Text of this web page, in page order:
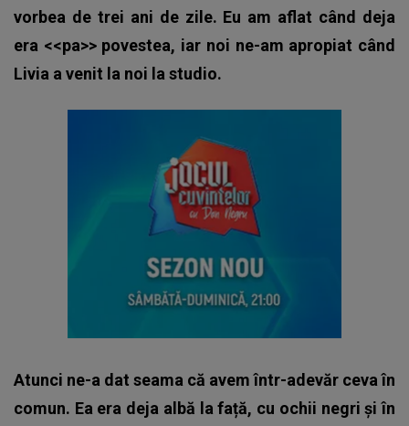
vorbea de trei ani de zile. Eu am aflat când deja
era <<pa>> povestea, iar noi ne-am apropiat când
Livia a venit la noi la studio.
Atunci ne-a dat seama că avem într-adevăr ceva în
comun. Ea era deja albă la față, cu ochii negri și în